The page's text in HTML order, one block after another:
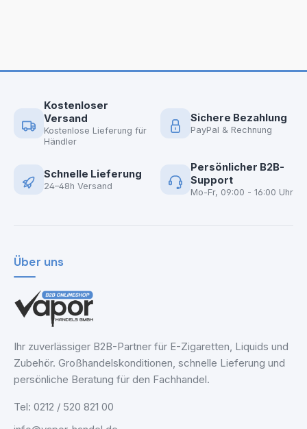
Kostenloser
Versand
Kostenlose Lieferung für
Händler
Sichere Bezahlung
PayPal & Rechnung
Schnelle Lieferung
24–48h Versand
Persönlicher B2B-
Support
Mo-Fr, 09:00 - 16:00 Uhr
Über uns
Ihr zuverlässiger B2B-Partner für E-Zigaretten, Liquids und
Zubehör. Großhandelskonditionen, schnelle Lieferung und
persönliche Beratung für den Fachhandel.
Tel: 0212 / 520 821 00